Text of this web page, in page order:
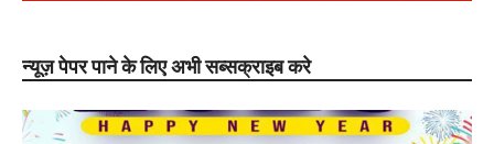
न्यूज़ पेपर पाने के लिए अभी सब्सक्राइब करे